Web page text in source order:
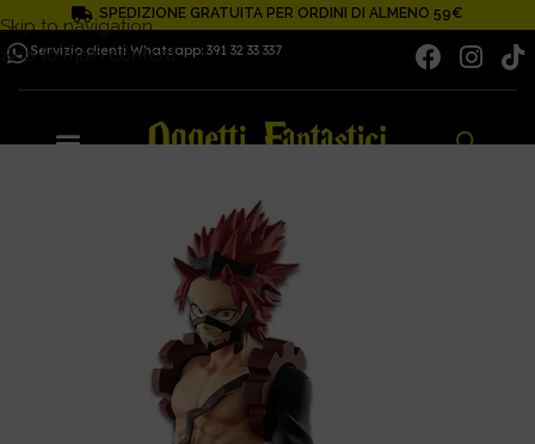
Skip to navigation
Skip to main content
SPEDIZIONE GRATUITA PER ORDINI DI ALMENO 59€
Servizio clienti Whatsapp: 391 32 33 337